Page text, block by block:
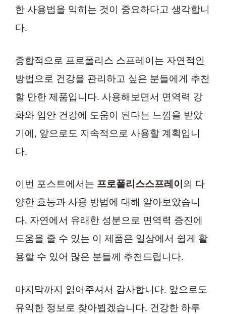
한 사용법을 익히는 것이 중요하다고 생각합니
다.
종합적으로 프로폴리스 스프레이는 자연적인
방법으로 건강을 관리하고 싶은 분들에게 추천
할 만한 제품입니다. 사용해보면서 면역력 강
화와 입안 건강에 도움이 된다는 느낌을 받았
기에, 앞으로도 지속적으로 사용할 계획입니
다.
이번 포스트에서는 프로폴리스스프레이 의 다
양한 효능과 사용 방법에 대해 알아보았습니
다. 자연에서 유래한 성분으로 면역력 증진에
도움을 줄 수 있는 이 제품은 일상에서 쉽게 활
용할 수 있어 많은 분들께 추천드립니다.
마지막까지 읽어주셔서 감사합니다. 앞으로도
유익한 정보로 찾아뵙겠습니다. 건강한 하루